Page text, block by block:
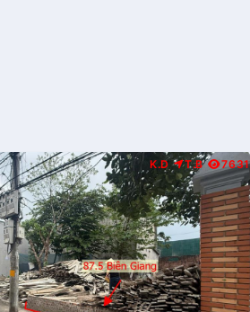
K.D T.B 7631